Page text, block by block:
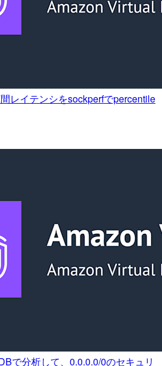
レイテンシをsockperfでpercentile
で分析して、0.0.0.0/0のセキュリ